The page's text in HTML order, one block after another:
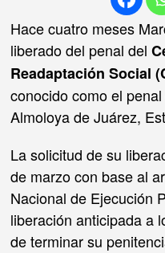
Hace cuatro meses
liberado del penal del
Readaptación Social
conocido como el
Almoloya de Juárez,
La solicitud de su
de marzo con base al
Nacional de Ejecución
liberación anticipada a
de terminar su